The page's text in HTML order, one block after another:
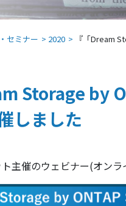
セミナー 2020 『「Dream
Storage by
しました
主催のウェビナー(オン